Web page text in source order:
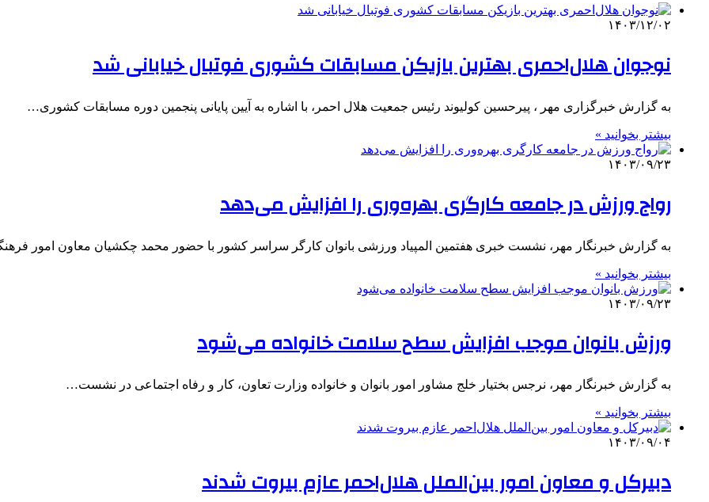
۱۴۰۳/۱۲/۰۲
نوجوان هلال‌احمری بهترین بازیکن مسابقات کشوری فوتبال خیابانی شد
به گزارش خبرگزاری مهر ، پیرحسین کولیوند رئیس جمعیت هلال احمر، با اشاره به آیین پایانی پنجمین دوره مسابقات کشوری…
بیشتر بخوانید »
۱۴۰۳/۰۹/۲۳
رواج ورزش در جامعه کارگری بهره‌وری را افزایش می‌دهد
به گزارش خبرنگار مهر، نشست خبری هفتمین المپیاد ورزشی بانوان کارگر سراسر کشور با حضور محمد چکشیان معاون امور
بیشتر بخوانید »
۱۴۰۳/۰۹/۲۳
ورزش بانوان موجب افزایش سطح سلامت خانواده می‌شود
به گزارش خبرنگار مهر، نرجس بختیار خلج مشاور امور بانوان و خانواده وزارت تعاون، کار و رفاه اجتماعی در نشست…
بیشتر بخوانید »
۱۴۰۳/۰۹/۰۴
دبیرکل و معاون امور بین‌الملل هلال‌احمر عازم بیروت شدند